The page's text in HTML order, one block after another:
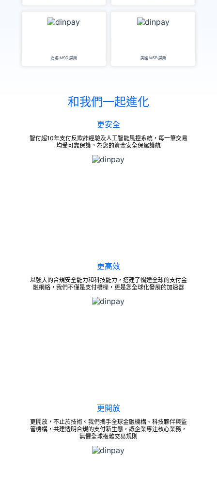
香港 MSO 牌照 美國 MSB 牌照
和我們一起進化
更安全
智付超10年支付反欺詐經驗及人工智能風控系統，每一筆交易
均受可靠保護，為您的資金安全保駕護航
更高效
以強大的合規安全能力和科技能力，搭建了暢達全球的支付金
融網絡，我們不僅是支付橋樑，更是您全球化發展的加速器
更開放
更開放，不止於技術。我們攜手全球金融機構、科技夥伴與監
管機構，共建透明合規的支付新生態，讓企業專注核心業務，
無懼全球複雜交易規則